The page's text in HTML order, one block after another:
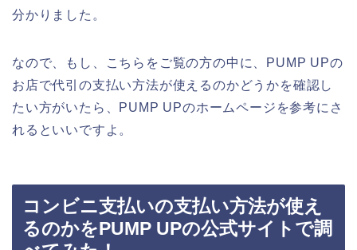
分かりました。
なので、もし、こちらをご覧の方の中に、PUMP UPの
お店で代引の支払い方法が使えるのかどうかを確認し
たい方がいたら、PUMP UPのホームページを参考にさ
れるといいですよ。
コンビニ支払いの支払い方法が使え
るのかをPUMP UPの公式サイトで調